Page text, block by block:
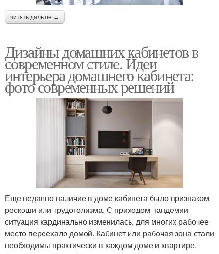
читать дальше →
Дизайны домашних кабинетов в
современном стиле. Идеи
интерьера домашнего кабинета:
фото современных решений
Еще недавно наличие в доме кабинета было признаком
роскоши или трудоголизма. С приходом пандемии
ситуация кардинально изменилась, для многих рабочее
место переехало домой. Кабинет или рабочая зона стали
необходимы практически в каждом доме и квартире.